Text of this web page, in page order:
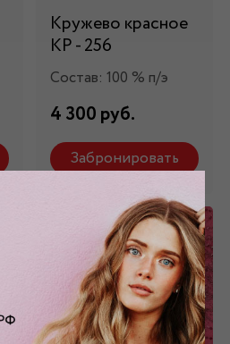
Кружево красное
КР - 256
Состав: 100 % п/э
4 300 руб.
Забронировать